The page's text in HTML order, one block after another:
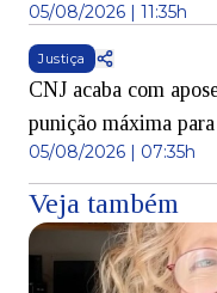
05/08/2026 | 11:35h
Justiça
CNJ acaba com
punição máxima
05/08/2026 | 07:35h
Veja também